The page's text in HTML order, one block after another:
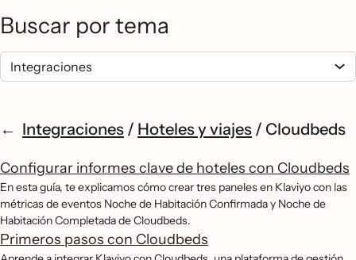
Buscar por tema
Integraciones / Hoteles y viajes / Cloudbeds
Configurar informes clave de hoteles con Cloudbeds
En esta guía, te explicamos cómo crear tres paneles en Klaviyo con las
métricas de eventos Noche de Habitación Confirmada y Noche de
Habitación Completada de Cloudbeds.
Primeros pasos con Cloudbeds